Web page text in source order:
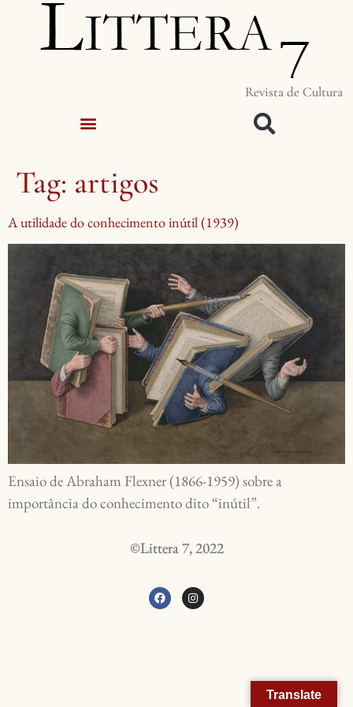
Revista de Cultura
Tag: artigos
A utilidade do conhecimento inútil (1939)
Ensaio de Abraham Flexner (1866-1959) sobre a
importância do conhecimento dito “inútil”.
©Littera 7, 2022
Translate